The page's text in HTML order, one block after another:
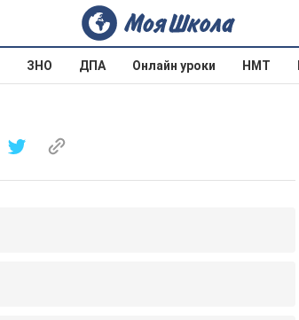
ЗНО ДПА Онлайн уроки НМТ